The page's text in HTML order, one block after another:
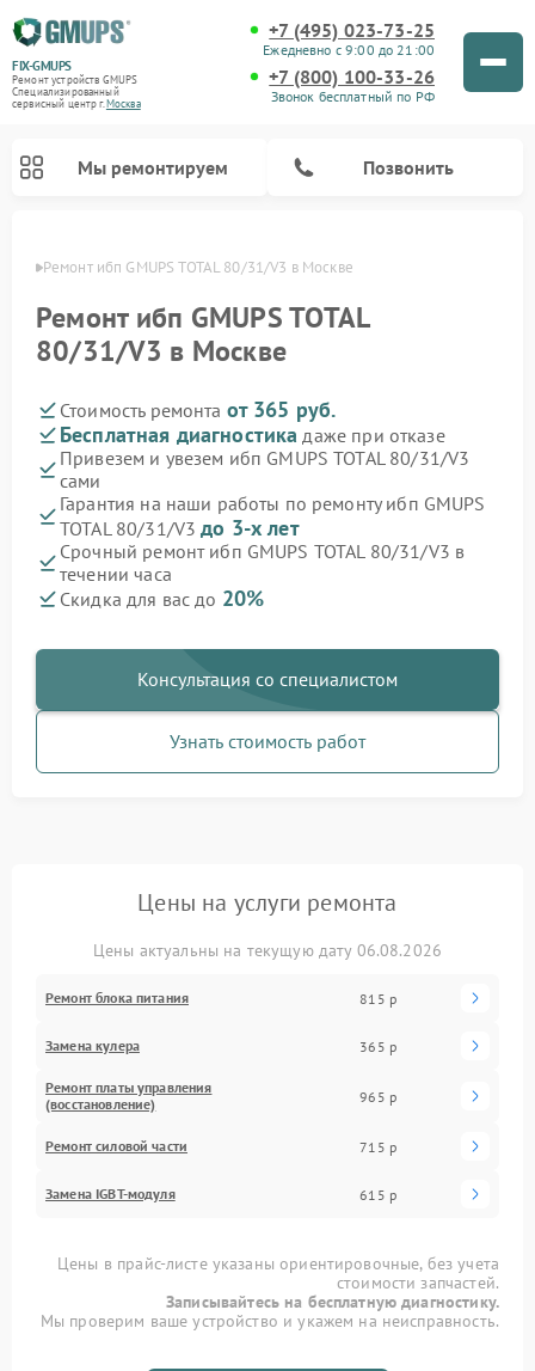
FIX-GMUPS
Ремонт устройств GMUPS
Специализированный
cервисный центр г.Москва
+7 (495) 023-73-25
Ежедневно с 9:00 до 21:00
+7 (800) 100-33-26
Звонок бесплатный по РФ
Мы ремонтируем Позвонить
Ремонт ибп GMUPS TOTAL 80/31/V3 в Москве
Ремонт ибп GMUPS TOTAL
80/31/V3 в Москве
Стоимость ремонта от 365 руб.
Бесплатная диагностика даже при отказе
Привезем и увезем ибп GMUPS TOTAL 80/31/V3
сами
Гарантия на наши работы по ремонту ибп GMUPS
TOTAL 80/31/V3до 3-х лет
Срочный ремонт ибп GMUPS TOTAL 80/31/V3 в
течении часа
Скидка для вас до 20%
Консультация со специалистом
Узнать стоимость работ
Цены на услуги ремонта
Цены актуальны на текущую дату 06.08.2026
Ремонт блока питания 815 р
Замена кулера 365 р
Ремонт платы управления
(восстановление)
965 р
Ремонт силовой части 715 р
Замена IGBT-модуля 615 р
Цены в прайс-листе указаны ориентировочные, без учета
стоимости запчастей.
Записывайтесь на бесплатную диагностику.
Мы проверим ваше устройство и укажем на неисправность.